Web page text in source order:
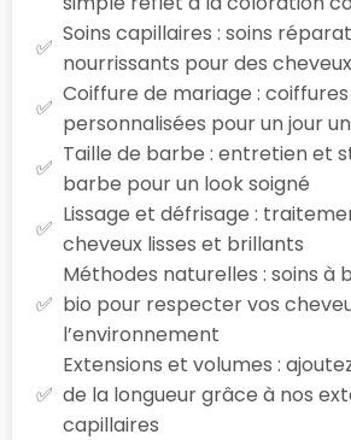
Soins capillaires : soins
nourrissants pour des
Coiffure de mariage :
personnalisées pour un jour
Taille de barbe : entretien et
barbe pour un look soigné
Lissage et défrisage :
cheveux lisses et brillants
Méthodes naturelles : soins à
bio pour respecter vos
l’environnement
Extensions et volumes :
de la longueur grâce à nos
capillaires